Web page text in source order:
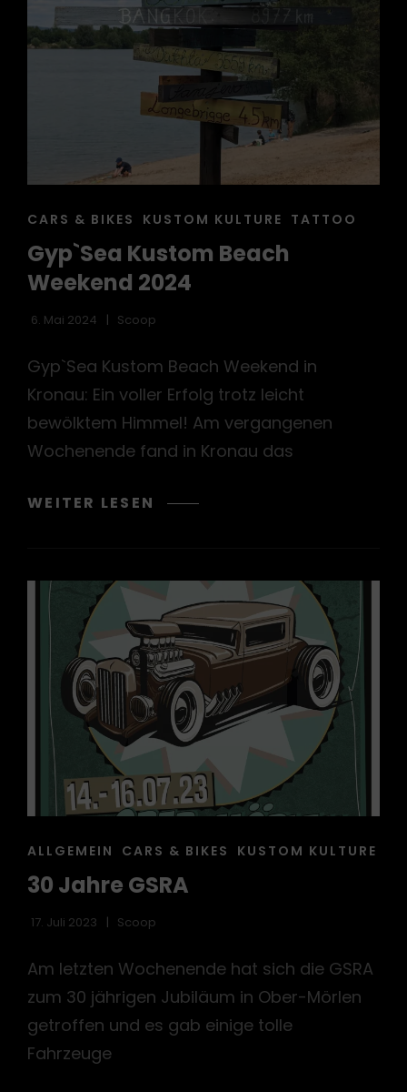
CAT
CARS & BIKES KUSTOM KULTURE TATTOO
Gyp`Sea Kustom Beach
Weekend 2024
6. Mai 2024 Scoop
Gyp`Sea Kustom Beach Weekend in
Kronau: Ein voller Erfolg trotz leicht
bewölktem Himmel! Am vergangenen
Wochenende fand in Kronau das
WEITER LESEN GYP`SEA
CAT
ALLGEMEIN CARS & BIKES KUSTOM KULTURE
30 Jahre GSRA
17. Juli 2023 Scoop
Am letzten Wochenende hat sich die GSRA
zum 30 jährigen Jubiläum in Ober-Mörlen
getroffen und es gab einige tolle
Fahrzeuge